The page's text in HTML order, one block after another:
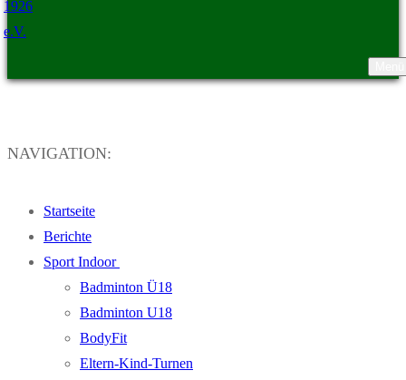
NAVIGATION:
Startseite
Berichte
Sport Indoor
Badminton Ü18
Badminton U18
BodyFit
Eltern-Kind-Turnen